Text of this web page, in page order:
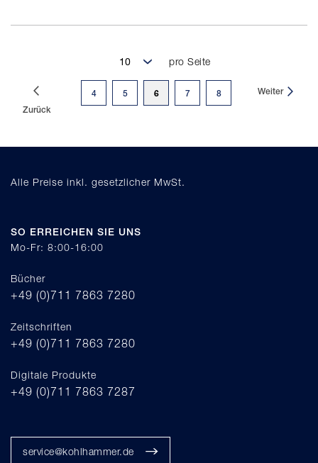
pro Seite
Seite
Zurück
Seite
4 Seite
5
Sie
Seite
6 Seite
7 Seite
8 Weiter
Alle Preise inkl. gesetzlicher MwSt.
SO ERREICHEN SIE UNS
Mo-Fr: 8:00-16:00
Bücher
+49 (0)711 7863 7280
Zeitschriften
+49 (0)711 7863 7280
Digitale Produkte
+49 (0)711 7863 7287
service@kohlhammer.de